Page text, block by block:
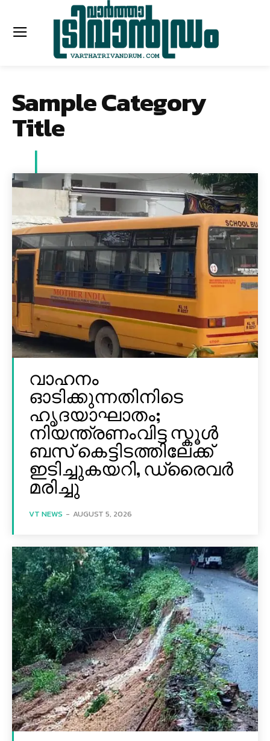
Sample Category
Title
വാഹനം
ഓടിക്കുന്നതിനിടെ
ഹൃദയാഘാതം;
നിയന്ത്രണംവിട്ട സ്കൂൾ
ബസ് കെട്ടിടത്തിലേക്ക്
ഇടിച്ചുകയറി, ഡ്രൈവർ
മരിച്ചു
VT NEWS - AUGUST 5, 2026